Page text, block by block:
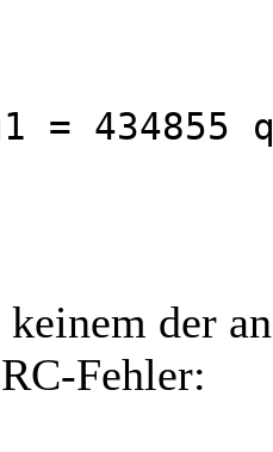
= 434855
der
Fehler: